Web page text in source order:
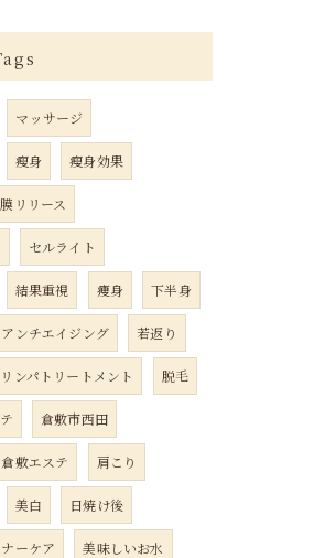
マッサージ
瘦身 瘦身効果
リリース
セルライト
結果重視 痩身 下半身
アンチエイジング 若返り
リンパトリートメント 脱毛
倉敷市西田
倉敷エステ 肩こり
美白 日焼け後
ーケア 美味しいお水